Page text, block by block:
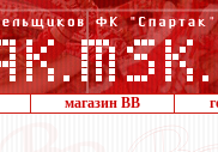
магазин ВВ